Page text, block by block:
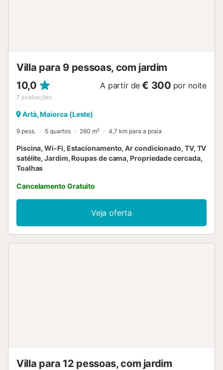
Villa para 9 pessoas, com jardim
10,0
7 avaliações
A partir de € 300 por noite
Artà, Maiorca (Leste)
9 pess. 5 quartos 260 m² 4,7 km para a praia
Piscina, Wi-Fi, Estacionamento, Ar condicionado, TV, TV
satélite, Jardim, Roupas de cama, Propriedade cercada,
Toalhas
Cancelamento Gratuito
Veja oferta
Villa para 12 pessoas, com jardim